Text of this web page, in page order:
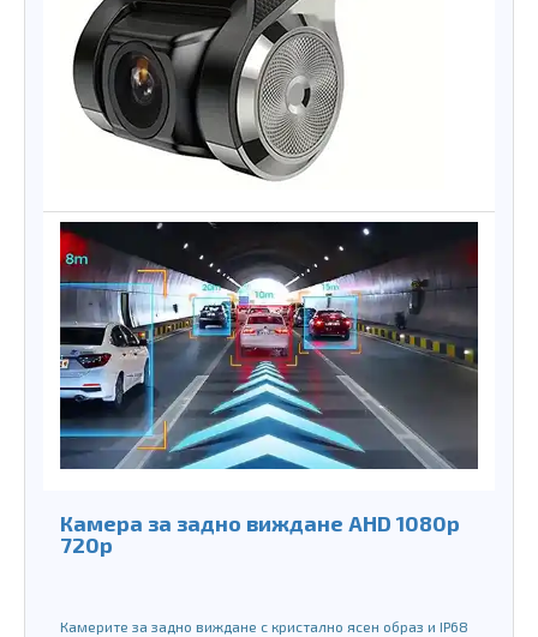
Камера за задно виждане AHD 1080p
720p
Камерите за задно виждане с кристално ясен образ и IP68